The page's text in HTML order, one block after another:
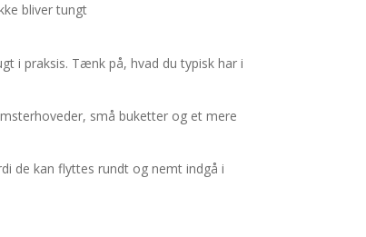
bliver tungt
i praksis. Tænk på, hvad du typisk har i
små buketter og et mere
de kan flyttes rundt og nemt indgå i